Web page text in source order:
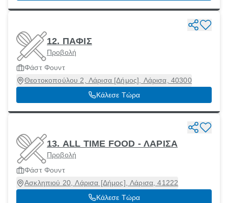
12. ΠΑΦΙΣ
Προβολή
Φάστ Φουντ
Θεοτοκοπούλου 2, Λάρισα [Δήμος], Λάρισα, 40300
Κάλεσε Τώρα
13. ALL TIME FOOD - ΛΑΡΙΣΑ
Προβολή
Φάστ Φουντ
Ασκληπιού 20, Λάρισα [Δήμος], Λάρισα, 41222
Κάλεσε Τώρα